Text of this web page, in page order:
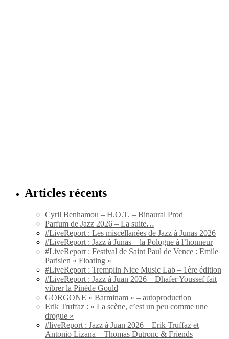
Articles récents
Cyril Benhamou – H.O.T. – Binaural Prod
Parfum de Jazz 2026 – La suite…
#LiveReport : Les miscellanées de Jazz à Junas 2026
#LiveReport : Jazz à Junas – la Pologne à l’honneur
#LiveReport : Festival de Saint Paul de Vence : Emile
Parisien « Floating »
#LiveReport : Tremplin Nice Music Lab – 1ère édition
#LiveReport : Jazz à Juan 2026 – Dhafer Youssef fait
vibrer la Pinède Gould
GORGONE « Barminam » – autoproduction
Erik Truffaz : « La scène, c’est un peu comme une
drogue »
#liveReport : Jazz à Juan 2026 – Erik Truffaz et
Antonio Lizana – Thomas Dutronc & Friends